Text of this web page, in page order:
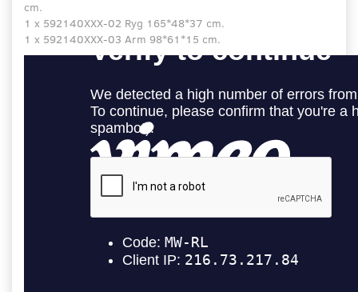
cm.
1 x 592140XXX-02 Ryg 165*48*37 cm.
1 x 592140XXX-03 Arm 98*61*15 cm.